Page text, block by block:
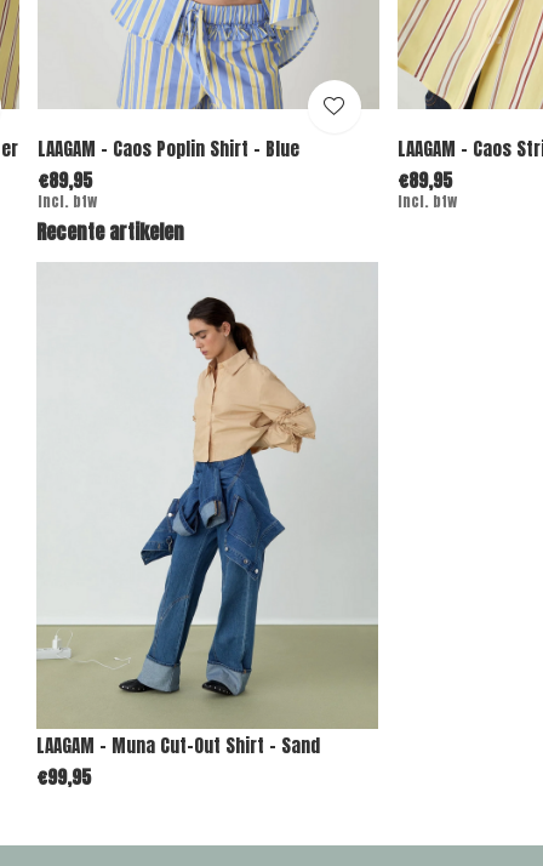
LAAGAM - Caos Poplin Shirt - Blue
€89,95
Incl. btw
LAAGAM - Caos
€89,95
Incl. btw
Recente artikelen
LAAGAM - Muna Cut-Out Shirt - Sand
€99,95